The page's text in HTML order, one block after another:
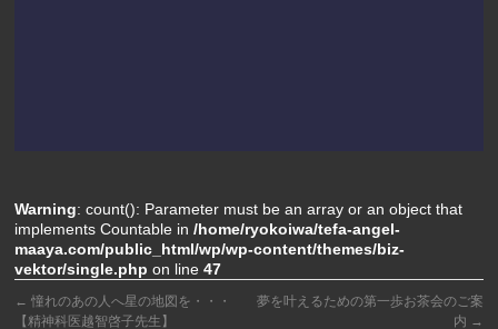
Warning: count(): Parameter must be an array or an object that
implements Countable in/home/ryokoiwa/tefa-angel-
maaya.com/public_html/wp/wp-content/themes/biz-
vektor/single.php on line47
← 憧れのあの人へ星の地図を・・・
【精神科医越智啓子先生】
夢を叶えるための第一歩お茶会のご案
内 →